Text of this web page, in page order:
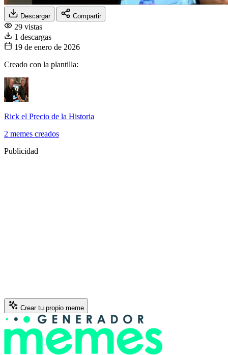
Descargar Compartir
29 vistas
1 descargas
19 de enero de 2026
Creado con la plantilla:
Rick el Precio de la Historia
2 memes creados
Publicidad
Crear tu propio meme